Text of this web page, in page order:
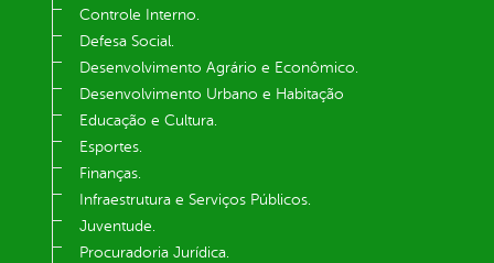
Controle Interno.
Defesa Social.
Desenvolvimento Agrário e Econômico.
Desenvolvimento Urbano e Habitação
Educação e Cultura.
Esportes.
Finanças.
Infraestrutura e Serviços Públicos.
Juventude.
Procuradoria Jurídica.